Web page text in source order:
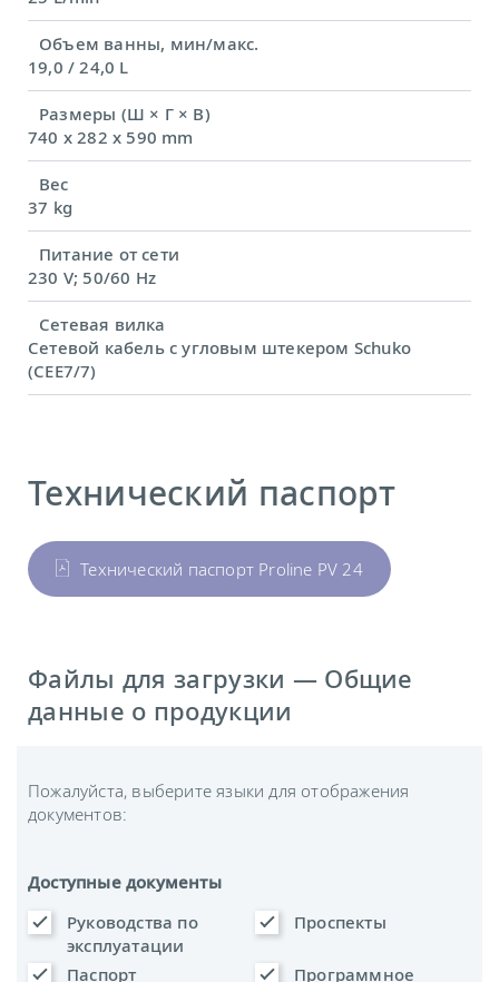
Объем ванны, мин/макс.
19,0 / 24,0 L
Размеры (Ш × Г × В)
740 x 282 x 590 mm
Вес
37 kg
Питание от сети
230 V; 50/60 Hz
Сетевая вилка
Сетевой кабель с угловым штекером Schuko
(CEE7/7)
Технический паспорт
Технический паспорт Proline PV 24
Файлы для загрузки — Общие
данные о продукции
Пожалуйста, выберите языки для отображения
документов:
Доступные документы
Руководства по
эксплуатации
Проспекты
Паспорт
Программное